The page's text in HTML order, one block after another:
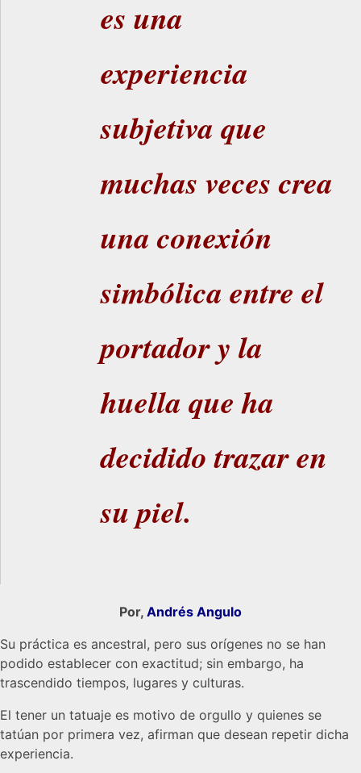
es una
experiencia
subjetiva que
muchas veces crea
una conexión
simbólica entre el
portador y la
huella que ha
decidido trazar en
su piel.
Por, Andrés Angulo
Su práctica es ancestral, pero sus orígenes no se han
podido establecer con exactitud; sin embargo, ha
trascendido tiempos, lugares y culturas.
El tener un tatuaje es motivo de orgullo y quienes se
tatúan por primera vez, afirman que desean repetir dicha
experiencia.